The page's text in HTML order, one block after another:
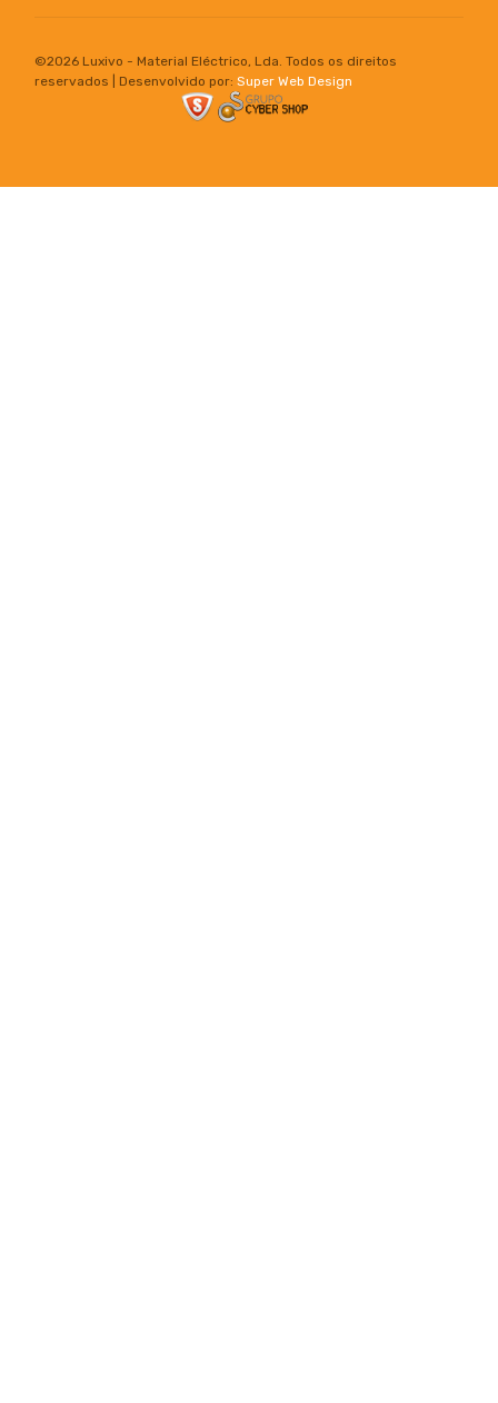
©2026 Luxivo - Material Eléctrico, Lda. Todos os direitos
reservados | Desenvolvido por: Super Web Design